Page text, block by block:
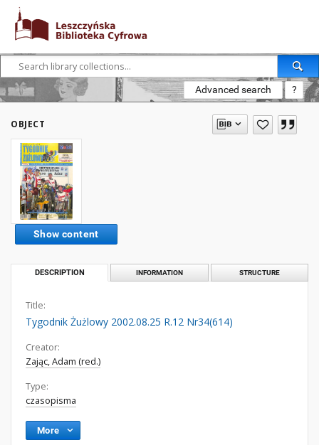
Advanced search ?
OBJECT
Show content
DESCRIPTION INFORMATION STRUCTURE
Title:
Tygodnik Żużlowy 2002.08.25 R.12 Nr34(614)
Creator:
Zając, Adam (red.)
Type:
czasopisma
More